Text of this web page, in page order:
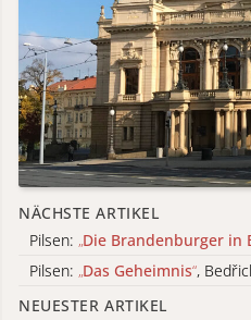
NÄCHSTE ARTIKEL
Pilsen: „Die Brandenburger in
Pilsen: „Das Geheimnis“,
NEUESTER ARTIKEL